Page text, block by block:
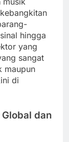
hingga
yang
sangat
maupun
di
dan